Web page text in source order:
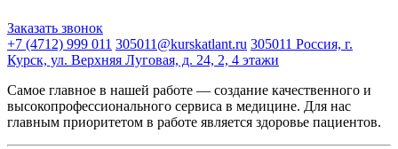
Заказать звонок
+7 (4712) 999 011 305011@kurskatlant.ru 305011 Россия, г.
Курск, ул. Верхняя Луговая, д. 24, 2, 4 этажи
Самое главное в нашей работе — создание качественного и
высокопрофессионального сервиса в медицине. Для нас
главным приоритетом в работе является здоровье пациентов.